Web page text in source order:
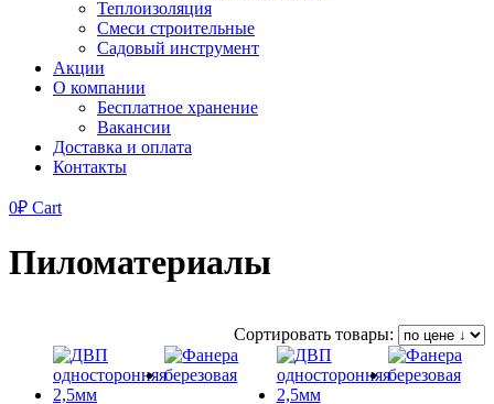
Теплоизоляция
Смеси строительные
Садовый инструмент
Акции
О компании
Бесплатное хранение
Вакансии
Доставка и оплата
Контакты
0₽ Cart
Пиломатериалы
Сортировать товары: